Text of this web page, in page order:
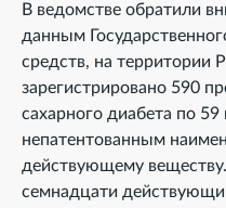
В ведомстве обратили
данным
средств, на территории
зарегистрировано 590
сахарного диабета по
непатентованным
действующему
семнадцати